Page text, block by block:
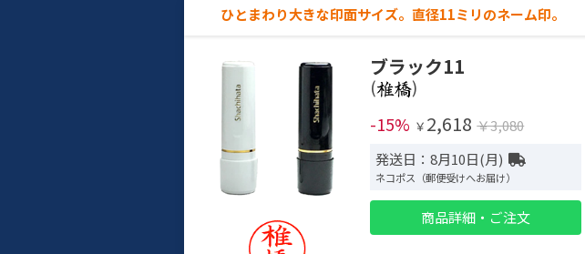
ひとまわり大きな印面サイズ。直径11ミリのネーム印。
ブラック11
(
)
-15% ￥ 2,618 ￥3,080
発送日：8月10日(月)
ネコポス（郵便受けへお届け）
商品詳細・ご注文